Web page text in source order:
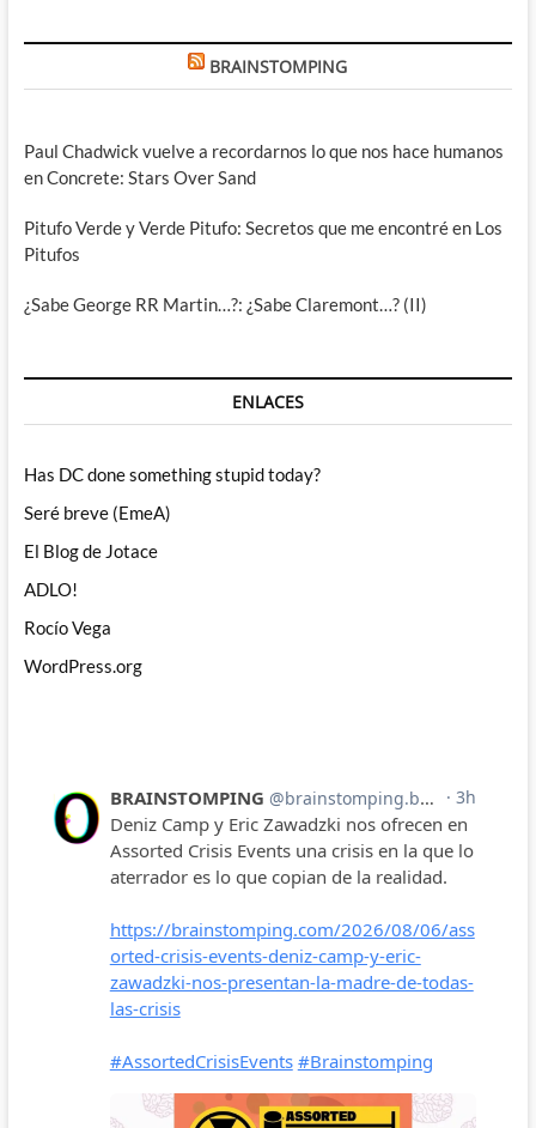
BRAINSTOMPING
Paul Chadwick vuelve a recordarnos lo que nos hace humanos
en Concrete: Stars Over Sand
Pitufo Verde y Verde Pitufo: Secretos que me encontré en Los
Pitufos
¿Sabe George RR Martin…?: ¿Sabe Claremont…? (II)
ENLACES
Has DC done something stupid today?
Seré breve (EmeA)
El Blog de Jotace
ADLO!
Rocío Vega
WordPress.org